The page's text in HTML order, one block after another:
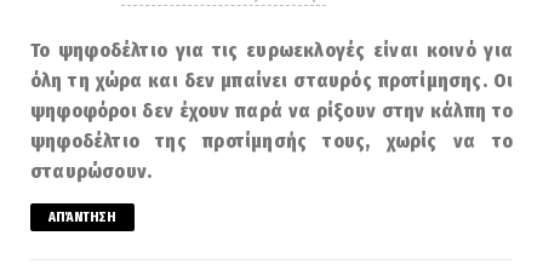
Το ψηφοδέλτιο για τις ευρωεκλογές είναι κοινό για
όλη τη χώρα και δεν μπαίνει σταυρός προτίμησης. Οι
ψηφοφόροι δεν έχουν παρά να ρίξουν στην κάλπη το
ψηφοδέλτιο της προτίμησής τους, χωρίς να το
σταυρώσουν.
ΑΠΆΝΤΗΣΗ